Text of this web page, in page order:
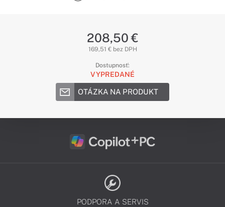
208,50 €
169,51 € bez DPH
Dostupnosť:
VYPREDANÉ
OTÁZKA NA PRODUKT
PODPORA A SERVIS